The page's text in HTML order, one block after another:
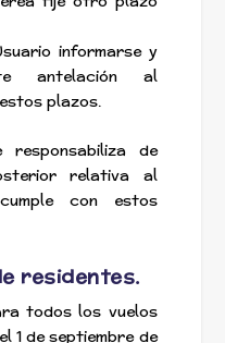
informarse y
antelación al
plazos.
de
relativa al
con estos
residentes.
todos los vuelos
1 de septiembre de